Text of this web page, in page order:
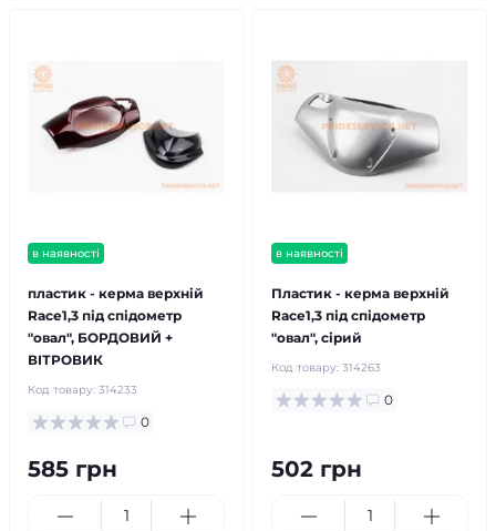
в наявності
пластик - керма верхній
Race1,3 під спідометр
"овал", БОРДОВИЙ +
ВІТРОВИК
Код товару: 314233
0
585 грн
в наявності
Пластик - керма верхній
Race1,3 під спідометр
"овал", сірий
Код товару: 314263
0
502 грн